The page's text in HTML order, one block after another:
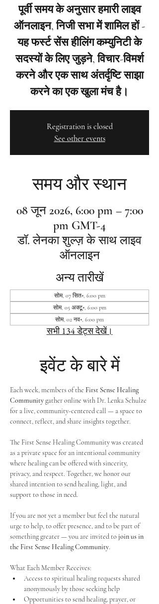
पूर्वी समय के अनुसार हमारी लाइव
ऑनलाइन, निजी सभा में शामिल हों -
यह फर्स्ट सेंस हीलिंग कम्युनिटी के
सदस्यों के लिए जुड़ने, विचार-विमर्श
करने और एक साथ अंतर्दृष्टि साझा
करने का एक खुला मंच है।
Registration is closed
See other events
समय और स्थान
08 जून 2026, 6:00 pm – 7:00
pm GMT-4
डॉ. लेनका शुल्ज़ के साथ लाइव
ऑनलाइन
अन्य तारीखें
सोम, 07 सित॰, 6:00 pm
सोम, 05 अक्टू॰, 6:00 pm
सोम, 02 नव॰, 6:00 pm
सभी 134 डेट्स देखें।
इवेंट के बारे में
Each week, members of the First Sense Healing
Community gather online with Dr. Lenka Schulze
for a live, community-centered call — a space to
connect, reflect, and share insights together.
The First Sense Healing Community was created
as a private space for an intentional community
where healing can be offered with sincerity,
privacy, and respect. Together, we honor our
shared intention to send healing, light, and
support to those in need.
If you are not yet a member but feel the natural
urge to help, to offer presence, and to be part of
something greater — you are invited to join us in
the First Sense Healing Community.
What Each Member Receives:
Access to spiritual healing requests shared
anonymously by those seeking help
Opportunities to send healing, prayer, or